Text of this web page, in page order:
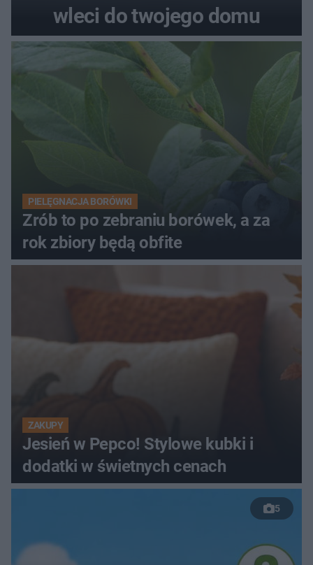
wleci do twojego domu
PIELĘGNACJA BORÓWKI
Zrób to po zebraniu borówek, a za
rok zbiory będą obfite
ZAKUPY
Jesień w Pepco! Stylowe kubki i
dodatki w świetnych cenach
5